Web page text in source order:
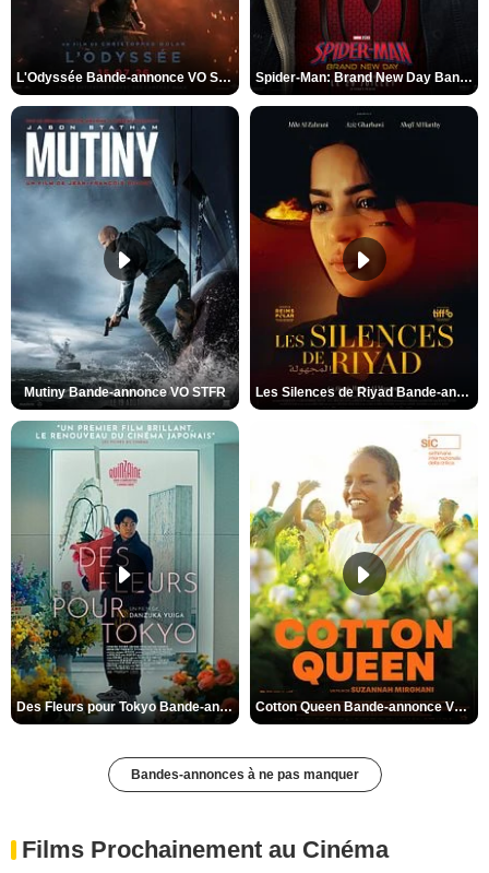
L'Odyssée Bande-annonce VO STFR Spider-Man: Brand New Day Bande-annonce VO STFR
Mutiny Bande-annonce VO STFR Les Silences de Riyad Bande-annonce VO STFR
Des Fleurs pour Tokyo Bande-annonce VO STFR Cotton Queen Bande-annonce VO STFR
Bandes-annonces à ne pas manquer
Films Prochainement au Cinéma